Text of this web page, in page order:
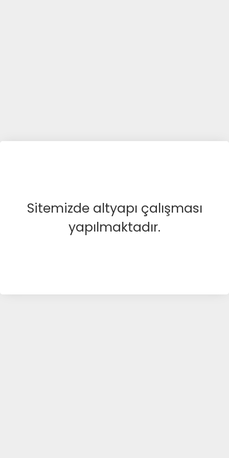
Sitemizde altyapı çalışması
yapılmaktadır.